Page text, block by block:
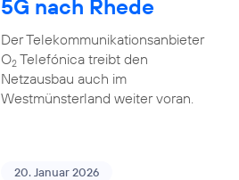
5G nach Rhede
Der Telekommunikationsanbieter
O2Telefónica treibt den
Netzausbau auch im
Westmünsterland weiter voran.
20. Januar 2026